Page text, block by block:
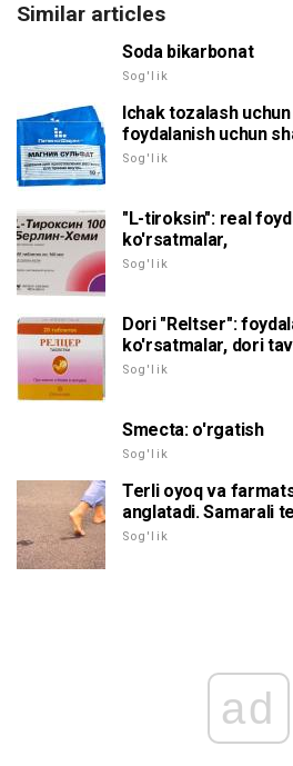
Similar articles
Soda bikarbonat
Sog'lik
Ichak tozalash
foydalanish uchun
Sog'lik
"L-tiroksin": real
ko'rsatmalar,
Sog'lik
Dori "Reltser":
ko'rsatmalar, dori
Sog'lik
Smecta: o'rgatish
Sog'lik
Terli oyoq va
anglatadi. Samarali
Sog'lik
ad